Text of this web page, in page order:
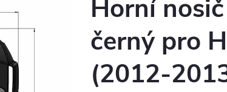
Horní
černý pro
(2012-